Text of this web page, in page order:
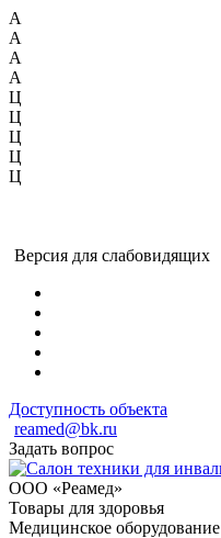
А
А
А
А
Ц
Ц
Ц
Ц
Ц
Версия для слабовидящих
Доступность объекта
reamed@bk.ru
Задать вопрос
ООО «Реамед»
Товары для здоровья
Медицинское оборудование